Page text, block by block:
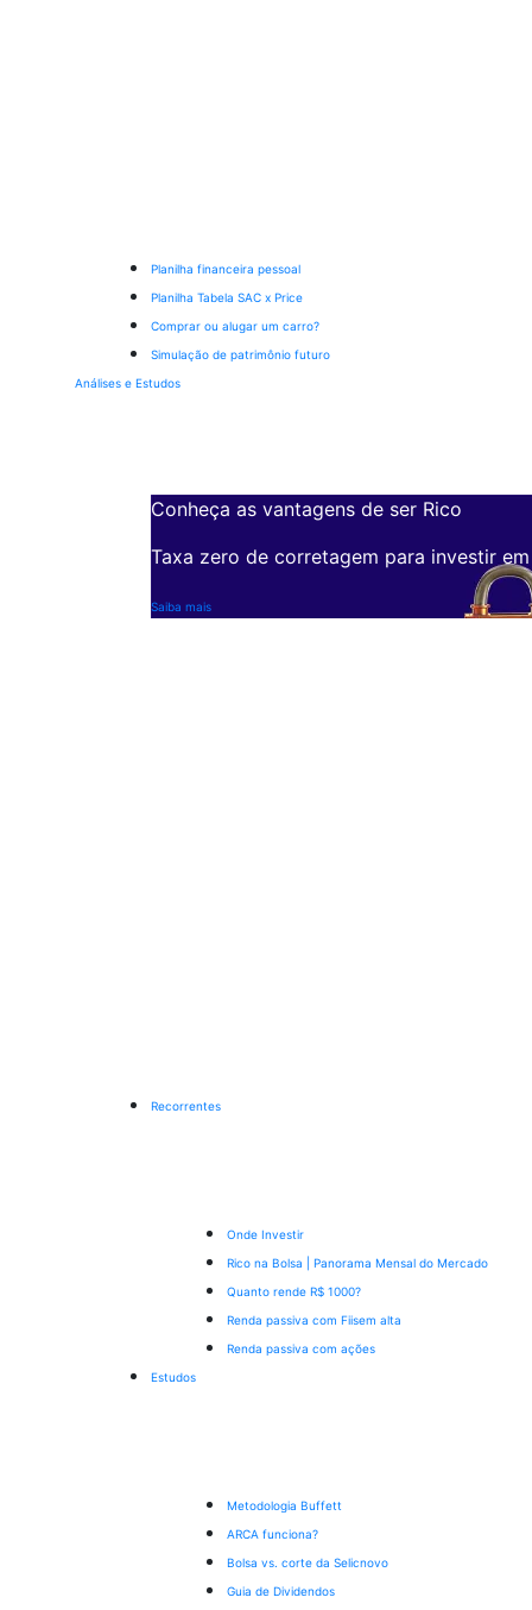
Planilha financeira pessoal
Planilha Tabela SAC x Price
Comprar ou alugar um carro?
Simulação de patrimônio futuro
Análises e Estudos
Conheça as vantagens de ser Rico
Taxa zero de corretagem para investir
Saiba mais
Recorrentes
Onde Investir
Rico na Bolsa | Panorama Mensal do Mercado
Quanto rende R$ 1000?
Renda passiva com Fiisem alta
Renda passiva com ações
Estudos
Metodologia Buffett
ARCA funciona?
Bolsa vs. corte da Selicnovo
Guia de Dividendos